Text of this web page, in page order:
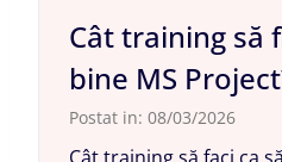
Cât training să
bine MS
Postat in: 08/03/2026